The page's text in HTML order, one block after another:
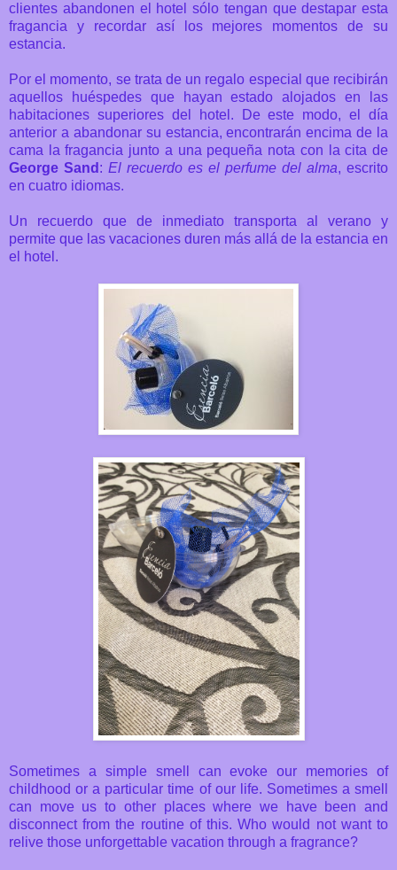
clientes abandonen el hotel sólo tengan que destapar esta
fragancia y recordar así los mejores momentos de su
estancia.
Por el momento, se trata de un regalo especial que recibirán
aquellos huéspedes que hayan estado alojados en las
habitaciones superiores del hotel. De este modo, el día
anterior a abandonar su estancia, encontrarán encima de la
cama la fragancia junto a una pequeña nota con la cita de
George Sand : El recuerdo es el perfume del alma, escrito
en cuatro idiomas.
Un recuerdo que de inmediato transporta al verano y
permite que las vacaciones duren más allá de la estancia en
el hotel.
Sometimes a simple smell can evoke
our memories of
childhood or a particular time of our life. Sometimes a smell
can move us to other places where we have been and
disconnect from the routine of this.Who would not want to
relive those unforgettable vacation through a fragrance?